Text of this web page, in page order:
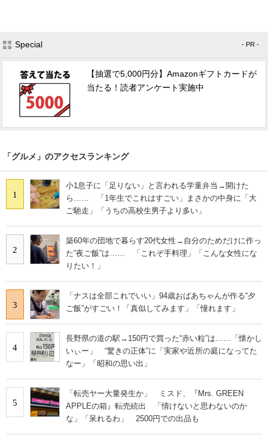
Special - PR -
【抽選で5,000円分】Amazonギフトカードが
当たる！読者アンケート実施中
「グルメ」のアクセスランキング
1
小1息子に「足りない」と言われる学童弁当→開けた
ら…… 「1年生でこれはすごい」まさかの中身に「大
ご馳走」「うちの高校生男子より多い」
2
築60年の団地で暮らす20代女性→自分のためだけに作っ
た“夜ご飯”は…… 「これぞ手料理」「こんな女性にな
りたい！」
3
「ナスは全部これでいい」94歳おばあちゃんが作る“夕
ご飯”がすごい！「真似してみます」「憧れます」
4
長野県の道の駅→150円で買った“赤い粒”は……「懐かし
いぃー」 “驚きの正体”に「実家や近所の庭になってた
なー」「昭和の思い出」
5
「転売ヤー大量発生か」 ミスド、『Mrs. GREEN
APPLEの箱』転売続出 「情けないと思わないのか
な」「呆れるわ」 2500円での出品も